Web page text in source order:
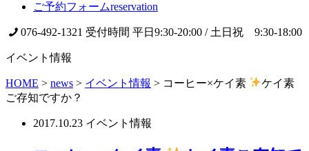
ご予約フォームreservation
076-492-1321 受付時間 平日9:30-20:00 / 土日祝 9:30-18:00
イベント情報
HOME > news > イベント情報 > コーヒー×ケイ素
ケイ素
ご存知ですか？
2017.10.23 イベント情報